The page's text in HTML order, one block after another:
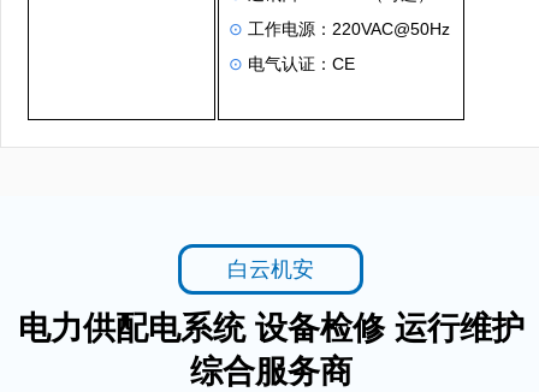
⊙ 工作电源：220VAC@50Hz
⊙ 电气认证 ：CE
白云机安
电力供配电系统 设备检修 运行维护
综合服务商